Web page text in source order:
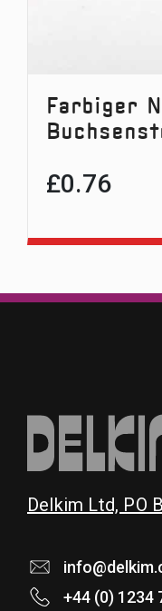
Farbiger
£0.76
Delkim Ltd, PO
+44 (0) 1234